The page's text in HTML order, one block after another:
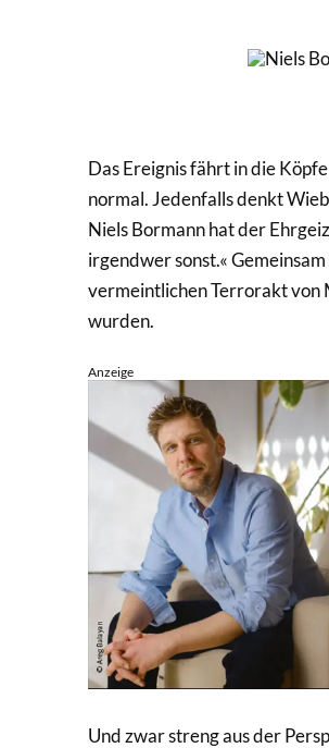
Das Ereignis fährt in die
normal. Jedenfalls denkt
Niels Bormann hat der
irgendwer sonst.«
vermeintlichen Terrorakt von
wurden.
Anzeige
Und zwar streng aus der